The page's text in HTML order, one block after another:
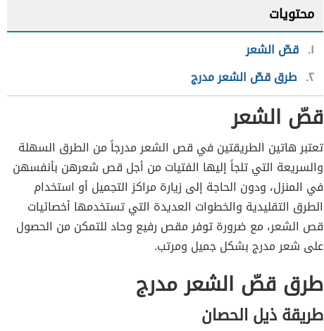
محتويات
١ قصّ الشعر
٢ طرق قصّ الشعر مدرج
قصّ الشعر
تعتبر هاتين الطريقتين في قص الشعر مدرجاً من الطرق السهلة
والسريعة التي تلجاً إليها الفتيات من أجل قص شعرهن بأنفسهن
في المنزل، ودون الحاجة إلى زيارة مراكز التجميل أو استخدام
الطرق التقليدية والخطوات العديدة التي تستخدمها أخصائيات
قص الشعر، مع ضرورة توفر مقص رفيع وحاد للتمكن من الحصول
على شعر مدرج بشكل جميل ومرتب.
طرق قصّ الشعر مدرج
طريقة ذيل الحصان